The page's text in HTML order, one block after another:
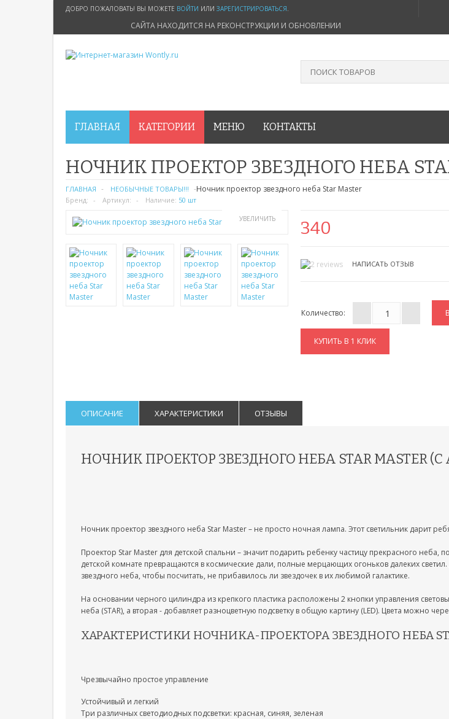
ДОБРО ПОЖАЛОВАТЬ! ВЫ МОЖЕТЕ ВОЙТИ ИЛИ ЗАРЕГИСТРИРОВАТЬСЯ.
САЙТА НАХОДИТСЯ НА РЕКОНСТРУКЦИИ И ОБНОВЛЕНИИ
ГЛАВНАЯ КАТЕГОРИИ МЕНЮ КОНТАКТЫ
НОЧНИК ПРОЕКТОР ЗВЕЗДНОГО НЕБА
ГЛАВНАЯ НЕОБЫЧНЫЕ ТОВАРЫ!!! Ночник проектор звездного неба Star Master
Бренд: Артикул: Наличие: 50 шт
УВЕЛИЧИТЬ 340
НАПИСАТЬ ОТЗЫВ
Количество:
КУПИТЬ В 1 КЛИК
ОПИСАНИЕ ХАРАКТЕРИСТИКИ ОТЗЫВЫ
НОЧНИК ПРОЕКТОР ЗВЕЗДНОГО НЕБА STAR MASTER
Ночник проектор звездного неба Star Master – не просто ночная лампа. Этот светильник дарит
Проектор Star Master для детской спальни – значит подарить ребенку частицу прекрасного
детской комнате превращаются в космические дали, полные мерцающих огоньков далеких
звездного неба, чтобы посчитать, не прибавилось ли звездочек в их любимой галактике.
На основании черного цилиндра из крепкого пластика расположены 2 кнопки управления
неба (STAR), а вторая - добавляет разноцветную подсветку в общую картину (LED). Цвета можно
ХАРАКТЕРИСТИКИ НОЧНИКА-ПРОЕКТОРА ЗВЕЗДНОГО НЕБА
Чрезвычайно простое управление
Устойчивый и легкий
Три различных светодиодных подсветки: красная, синяя, зеленая